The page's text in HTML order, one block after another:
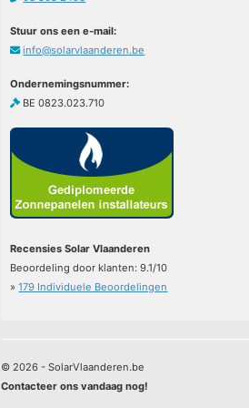
Stuur ons een e-mail:
info@solarvlaanderen.be
Ondernemingsnummer:
BE 0823.023.710
Recensies Solar Vlaanderen
Beoordeling door klanten:9.1/10
»179 Individuele Beoordelingen
© 2026 - SolarVlaanderen.be
Contacteer ons vandaag nog!